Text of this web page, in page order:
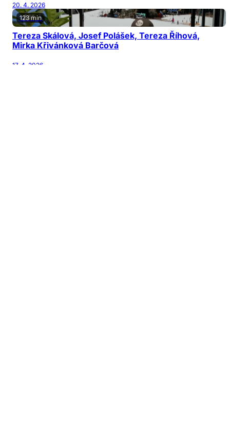
20. 4. 2026
123 min
Tereza Skálová, Josef Polášek, Tereza Říhová,
Mirka Křivánková Barčová
17. 4. 2026